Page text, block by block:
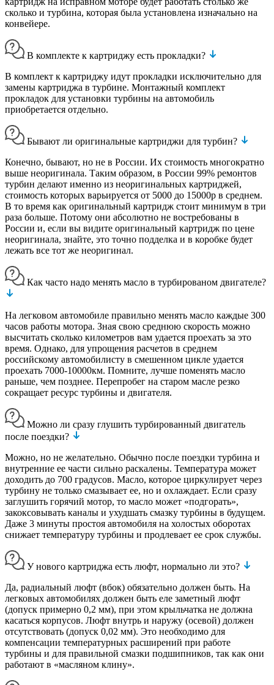
сколько и турбина, которая была установлена изначально на
конвейере.
В комплекте к картриджу есть прокладки?
В комплект к картриджу идут прокладки исключительно для
замены картриджа в турбине. Монтажный комплект
прокладок для установки турбины на автомобиль
приобретается отдельно.
Бывают ли оригинальные картриджи для турбин?
Конечно, бывают, но не в России. Их стоимость многократно
выше неоригинала. Таким образом, в России 99% ремонтов
турбин делают именно из неоригинальных картриджей,
стоимость которых варьируется от 5000 до 15000р в среднем.
В то время как оригинальный картридж стоит минимум в три
раза больше. Потому они абсолютно не востребованы в
России и, если вы видите оригинальный картридж по цене
неоригинала, знайте, это точно подделка и в коробке будет
лежать все тот же неоригинал.
Как часто надо менять масло в турбированом двигателе?
На легковом автомобиле правильно менять масло каждые 300
часов работы мотора. Зная свою среднюю скорость можно
высчитать сколько километров вам удается проехать за это
время. Однако, для упрощения расчетов в среднем
российскому автомобилисту в смешенном цикле удается
проехать 7000-10000км. Помните, лучше поменять масло
раньше, чем позднее. Перепробег на старом масле резко
сокращает ресурс турбины и двигателя.
Можно ли сразу глушить турбированный двигатель
после поездки?
Можно, но не желательно. Обычно после поездки турбина и
внутренние ее части сильно раскалены. Температура может
доходить до 700 градусов. Масло, которое циркулирует через
турбину не только смазывает ее, но и охлаждает. Если сразу
заглушить горячий мотор, то масло может «подгорать»,
закоксовывать каналы и ухудшать смазку турбины в будущем.
Даже 3 минуты простоя автомобиля на холостых оборотах
снижает температуру турбины и продлевает ее срок службы.
У нового картриджа есть люфт, нормально ли это?
Да, радиальный люфт (вбок) обязательно должен быть. На
легковых автомобилях должен быть еле заметный люфт
(допуск примерно 0,2 мм), при этом крыльчатка не должна
касаться корпусов. Люфт внутрь и наружу (осевой) должен
отсутствовать (допуск 0,02 мм). Это необходимо для
компенсации температурных расширений при работе
турбины и для правильной смазки подшипников, так как они
работают в «масляном клину».